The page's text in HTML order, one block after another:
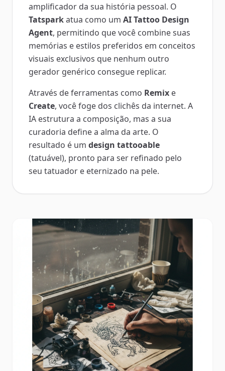
amplificador da sua história pessoal. O
Tatsparkatua como um AI Tattoo Design
Agent, permitindo que você combine suas
memórias e estilos preferidos em conceitos
visuais exclusivos que nenhum outro
gerador genérico consegue replicar.
Através de ferramentas como Remix e
Create, você foge dos clichês da internet. A
IA estrutura a composição, mas a sua
curadoria define a alma da arte. O
resultado é um design tattooable
(tatuável), pronto para ser refinado pelo
seu tatuador e eternizado na pele.